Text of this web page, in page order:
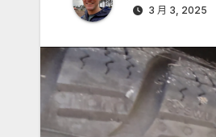
3 月 3, 2025